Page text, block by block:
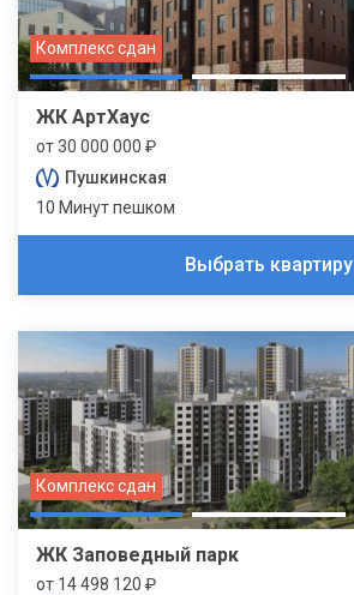
Комплекс сдан
ЖК АртХаус
от 30 000 000 ₽
Пушкинская
10 Минут пешком
Выбрать квартиру
Комплекс сдан
ЖК Заповедный парк
от 14 498 120 ₽